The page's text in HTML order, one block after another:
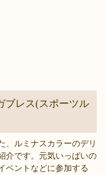
ブレス(スポーツル
、ルミナスカラーのデリ
介です。元気いっぱいの
ベントなどに参加する